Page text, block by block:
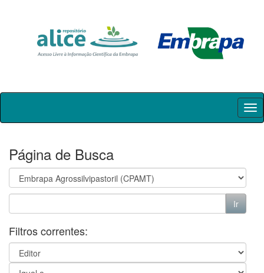
Skip
Página de Busca
Filtros correntes: